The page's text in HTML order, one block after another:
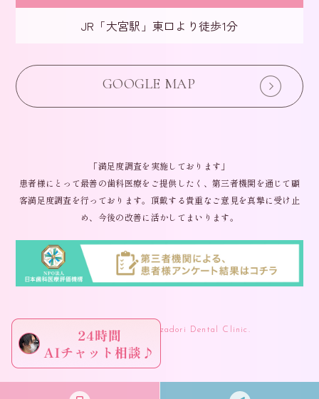
JR「大宮駅」東口より徒歩1分
GOOGLE MAP
「満足度調査を実施しております」
患者様にとって最善の歯科医療をご提供したく、第三者機関を通じて顧
客満足度調査を行っております。頂戴する貴重なご意見を真摯に受け止
め、今後の改善に活かしてまいります。
(C) 2024 Omiya Ginzadori Dental Clinic.